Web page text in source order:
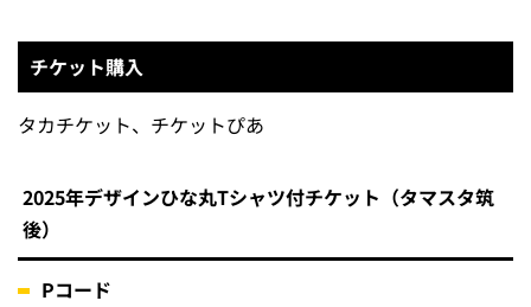
チケット購入
タカチケット、チケットぴあ
2025年デザインひな丸Tシャツ付チケット（タマスタ筑
後）
Pコード